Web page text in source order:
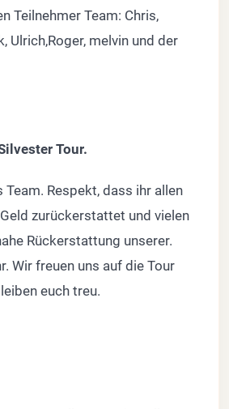
Teilnehmer Team: Chris,
Ulrich,Roger, melvin und der
Tour.
Team. Respekt, dass ihr allen
zurückerstattet und vielen
Rückerstattung unserer.
Wir freuen uns auf die Tour
euch treu.